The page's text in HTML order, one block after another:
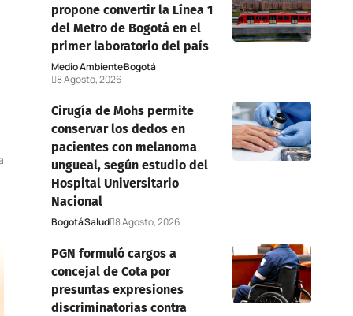
propone convertir la Línea 1
del Metro de Bogotá en el
primer laboratorio del país
Medio AmbienteBogotá
8 Agosto, 2026
Cirugía de Mohs permite
conservar los dedos en
pacientes con melanoma
ungueal, según estudio del
Hospital Universitario
Nacional
BogotáSalud 8 Agosto, 2026
PGN formuló cargos a
concejal de Cota por
presuntas expresiones
discriminatorias contra